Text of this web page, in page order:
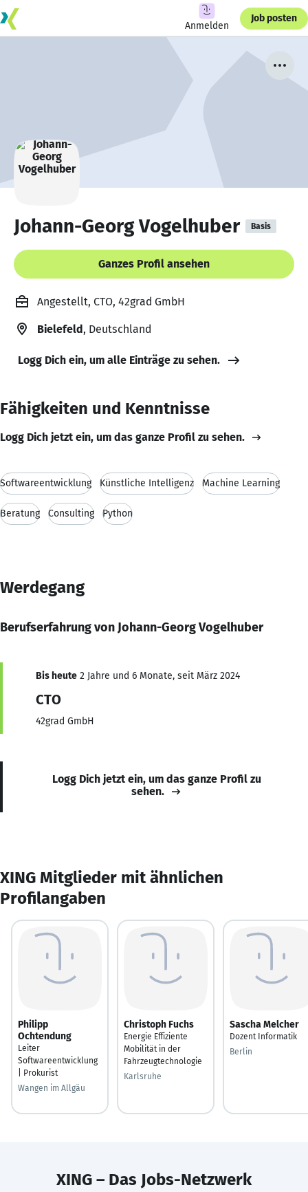
Anmelden
Job posten
Johann-Georg Vogelhuber Basis
Ganzes Profil ansehen
Angestellt, CTO, 42grad GmbH
Bielefeld, Deutschland
Logg Dich ein, um alle Einträge zu sehen.
Fähigkeiten und Kenntnisse
Logg Dich jetzt ein, um das ganze Profil zu sehen.
Softwareentwicklung Künstliche Intelligenz Machine Learning
Beratung Consulting Python
Werdegang
Berufserfahrung von Johann-Georg Vogelhuber
Bis heute 2 Jahre und 6 Monate, seit März 2024
CTO
42grad GmbH
Logg Dich jetzt ein, um das ganze Profil zu
sehen.
XING Mitglieder mit ähnlichen
Profilangaben
Philipp
Ochtendung
Leiter
Softwareentwicklung
| Prokurist
Wangen im Allgäu
Christoph Fuchs
Energie Effiziente
Mobilität in der
Fahrzeugtechnologie
Karlsruhe
Sascha Melcher
Dozent Informatik
Berlin
XING – Das Jobs-Netzwerk